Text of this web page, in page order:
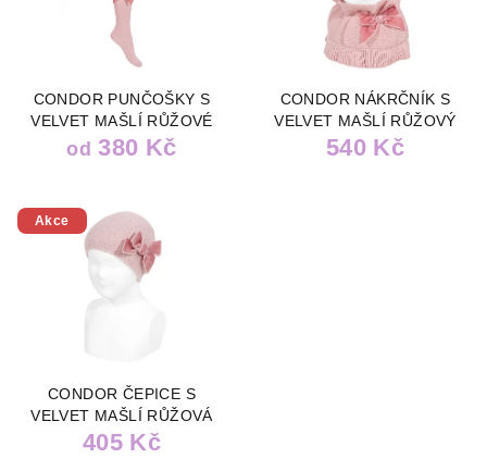
CONDOR PUNČOŠKY S
VELVET MAŠLÍ RŮŽOVÉ
od 380 Kč
CONDOR NÁKRČNÍK S
VELVET MAŠLÍ RŮŽOVÝ
540 Kč
Akce
CONDOR ČEPICE S
VELVET MAŠLÍ RŮŽOVÁ
405 Kč